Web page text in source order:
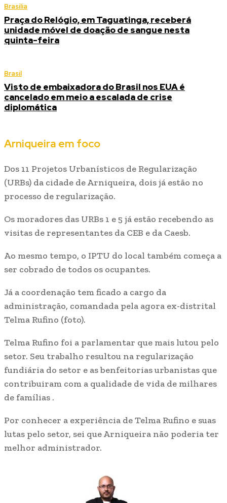
Brasília
Praça do Relógio, em Taguatinga, receberá
unidade móvel de doação de sangue nesta
quinta-feira
Brasil
Visto de embaixadora do Brasil nos EUA é
cancelado em meio a escalada de crise
diplomática
Arniqueira em foco
Dos 11 Projetos Urbanísticos de Regularização
(URBs) da cidade de Arniqueira, dois já estão no
processo de regularização.
Os moradores das URBs 1 e 5 já estão recebendo as
visitas de representantes da CEB e da Caesb.
Ao mesmo tempo, o IPTU do local também começa a
ser cobrado de todos os ocupantes.
Já a coordenação tem ficado a cargo da
administração, comandada pela agora ex-distrital
Telma Rufino (foto).
Telma Rufino foi a parlamentar que mais lutou pelo
setor. Seu trabalho resultou na regularização
fundiária do setor e as benfeitorias urbanistas que
contribuiram com a qualidade de vida de milhares
de famílias .
Por conhecer a experiência de Telma Rufino e suas
lutas pelo setor, sei que Arniqueira não poderia ter
melhor administrador.